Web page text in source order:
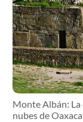
Monte Albán: La
nubes de Oaxaca